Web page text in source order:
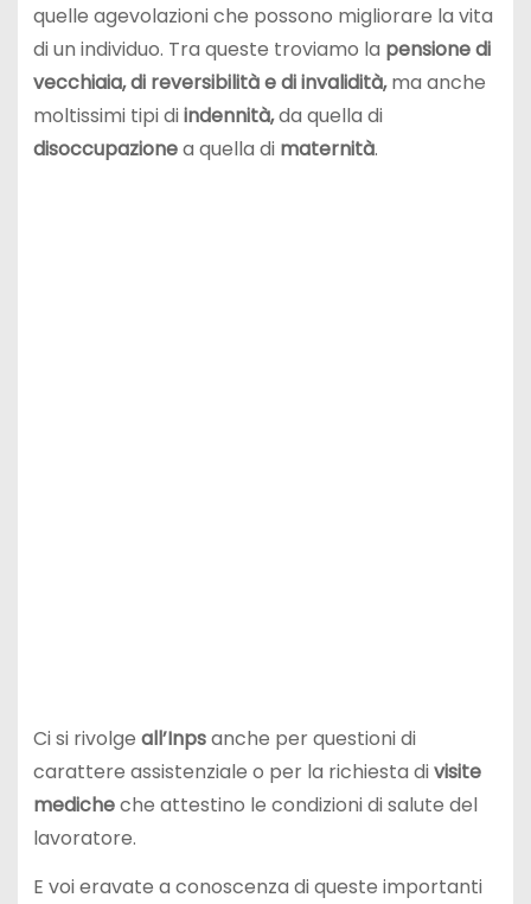
quelle agevolazioni che possono migliorare la vita
di un individuo. Tra queste troviamo la pensione di
vecchiaia, di reversibilità e di invalidità,ma anche
moltissimi tipi diindennità,da quella di
disoccupazionea quella di maternità.
Ci si rivolge all’Inpsanche per questioni di
carattere assistenziale o per la richiesta divisite
medicheche attestino le condizioni di salute del
lavoratore.
E voi eravate a conoscenza di queste importanti